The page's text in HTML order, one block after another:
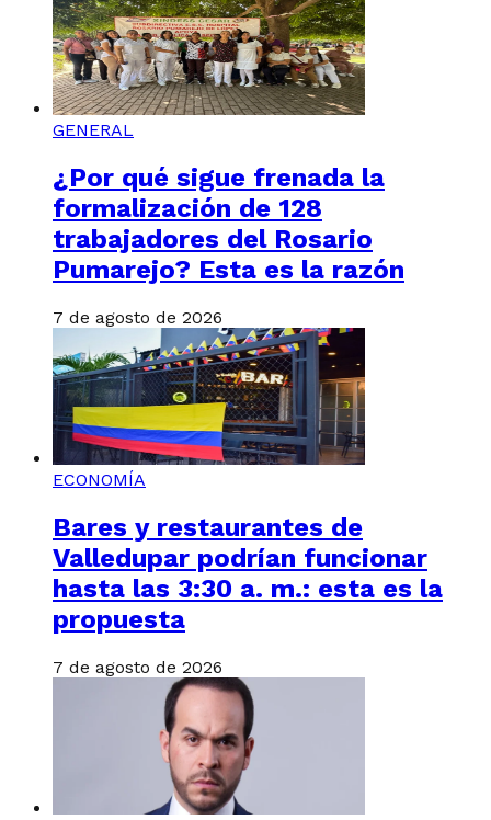
GENERAL
¿Por qué sigue frenada la
formalización de 128
trabajadores del Rosario
Pumarejo? Esta es la razón
7 de agosto de 2026
ECONOMÍA
Bares y restaurantes de
Valledupar podrían funcionar
hasta las 3:30 a. m.: esta es la
propuesta
7 de agosto de 2026